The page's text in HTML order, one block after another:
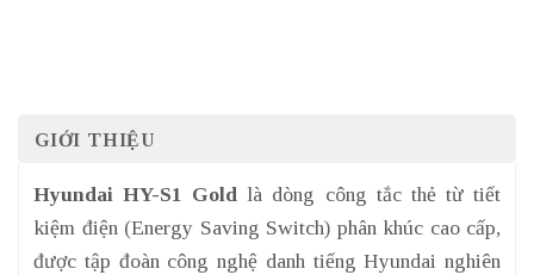
GIỚI THIỆU
Hyundai HY-S1 Gold là dòng công tắc thẻ từ tiết
kiệm điện (Energy Saving Switch) phân khúc cao cấp,
được tập đoàn công nghệ danh tiếng Hyundai nghiên